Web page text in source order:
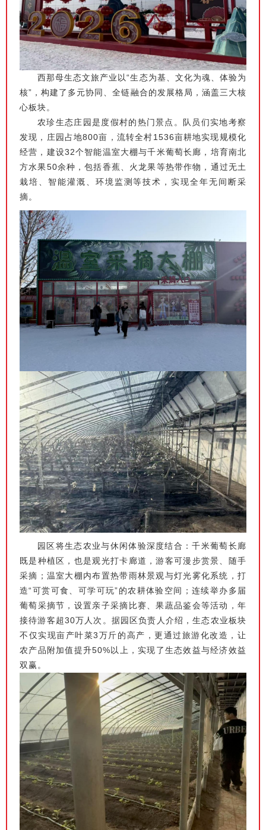
西那母生态文旅产业以“生态为基、文化为魂、体验为
核”，构建了多元协同、全链融合的发展格局，涵盖三大核
心板块。
农珍生态庄园是度假村的热门景点。队员们实地考察
发现，庄园占地800亩，流转全村1536亩耕地实现规模化
经营，建设32个智能温室大棚与千米葡萄长廊，培育南北
方水果50余种，包括香蕉、火龙果等热带作物，通过无土
栽培、智能灌溉、环境监测等技术，实现全年无间断采
摘。
园区将生态农业与休闲体验深度结合：千米葡萄长廊
既是种植区，也是观光打卡廊道，游客可漫步赏景、随手
采摘；温室大棚内布置热带雨林景观与灯光雾化系统，打
造“可赏可食、可学可玩”的农耕体验空间；连续举办多届
葡萄采摘节，设置亲子采摘比赛、果蔬品鉴会等活动，年
接待游客超30万人次。据园区负责人介绍，生态农业板块
不仅实现亩产叶菜3万斤的高产，更通过旅游化改造，让
农产品附加值提升50%以上，实现了生态效益与经济效益
双赢。